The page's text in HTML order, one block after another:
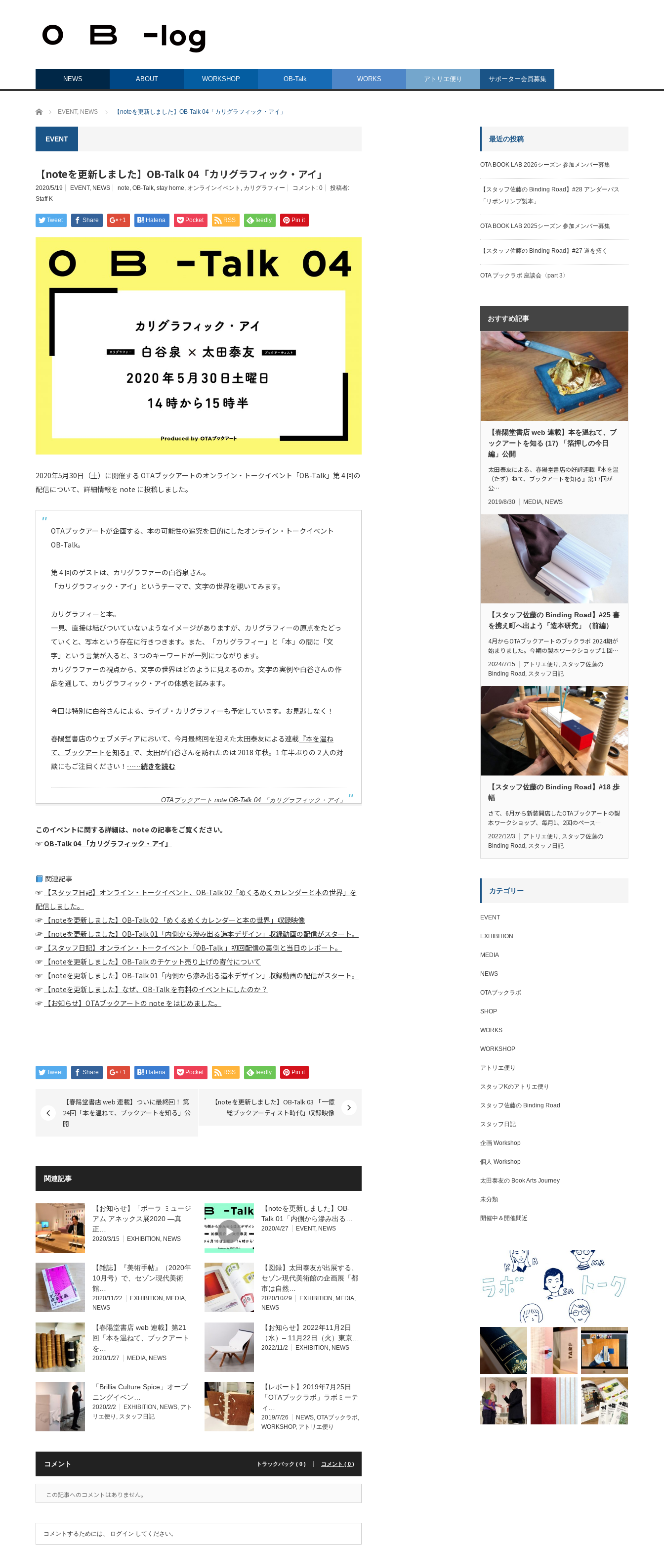
NEWS ABOUT WORKSHOP OB-Talk WORKS アトリエ便り サポーター会員募集
ホーム EVENT, NEWS 【noteを更新しました】OB-Talk 04「カリグラフィック・アイ」
EVENT
【noteを更新しました】OB-Talk 04「カリグラフィック・アイ」
2020/5/19 EVENT, NEWS note, OB-Talk, stay home, オンラインイベント , カリグラフィー コメント: 0
投稿者:
Staff K
Tweet Share +1 Hatena Pocket RSS feedly Pin it
2020年5月30日（土）に開催する OTAブックアートのオンライン・トークイベント「OB-Talk」第 4 回の
配信について、詳細情報を note に投稿しました。
OTAブックアートが企画する、本の可能性の追究を目的にしたオンライン・トークイベント
OB-Talk。
第 4 回のゲストは、カリグラファーの白谷泉さん。
「カリグラフィック・アイ」というテーマで、文字の世界を覗いてみます。
カリグラフィーと本。
一見、直接は結びついていないようなイメージがありますが、カリグラフィーの原点をたどっ
ていくと、写本という存在に行きつきます。また、「カリグラフィー」と「本」の間に「文
字」という言葉が入ると、3 つのキーワードが一列につながります。
カリグラファーの視点から、文字の世界はどのように見えるのか。文字の実例や白谷さんの作
品を通して、カリグラフィック・アイの体感を試みます。
今回は特別に白谷さんによる、ライブ・カリグラフィーも予定しています。お見逃しなく！
春陽堂書店のウェブメディアにおいて、今月最終回を迎えた太田泰友による連載 『本を温ね
て、ブックアートを知る』 で、太田が白谷さんを訪れたのは 2018 年秋。1 年半ぶりの 2 人の対
談にもご注目ください！ ……続きを読む
OTAブックアート note OB-Talk 04 「カリグラフィック・アイ」
このイベントに関する詳細は、note の記事をご覧ください。
☞ OB-Talk 04 「カリグラフィック・アイ」
関連記事
☞ 【スタッフ日記】オンライン・トークイベント、OB-Talk 02「めくるめくカレンダーと本の世界」を
配信しました。
☞ 【noteを更新しました】OB-Talk 02 「めくるめくカレンダーと本の世界」収録映像
☞ 【noteを更新しました】OB-Talk 01「内側から滲み出る造本デザイン」収録動画の配信がスタート。
☞ 【スタッフ日記】オンライン・トークイベント「OB-Talk 」初回配信の裏側と当日のレポート。
☞ 【noteを更新しました】OB-Talk のチケット売り上げの寄付について
☞ 【noteを更新しました】OB-Talk 01「内側から滲み出る造本デザイン」収録動画の配信がスタート。
☞ 【noteを更新しました】なぜ、OB-Talk を有料のイベントにしたのか？
☞ 【お知らせ】OTAブックアートの note をはじめました。
Tweet Share +1 Hatena Pocket RSS feedly Pin it
【春陽堂書店 web 連載】ついに最終回！ 第
24回「本を温ねて、ブックアートを知る」公
開
【noteを更新しました】OB-Talk 03 「一億
総ブックアーティスト時代」収録映像
関連記事
【お知らせ】「ポーラ ミュージ
アム アネックス展2020 —真
正…
2020/3/15 EXHIBITION , NEWS
【noteを更新しました】OB-
Talk 01「内側から滲み出る…
2020/4/27 EVENT, NEWS
【雑誌】『美術手帖』（2020年
10月号）で、セゾン現代美術
館…
2020/11/22 EXHIBITION , MEDIA,
NEWS
【図録】太田泰友が出展する、
セゾン現代美術館の企画展「都
市は自然…
2020/10/29 EXHIBITION , MEDIA,
NEWS
【春陽堂書店 web 連載】第21
回「本を温ねて、ブックアート
を…
2020/1/27 MEDIA, NEWS
【お知らせ】2022年11月2日
（水）– 11月22日（火）東京…
2022/11/2 EXHIBITION , NEWS
「Brillia Culture Spice」オープ
ニングイベン…
2020/2/2 EXHIBITION , NEWS, アト
リエ便り , スタッフ日記
【レポート】2019年7月25日
「OTAブックラボ」ラボミーテ
ィ…
2019/7/26 NEWS, OTAブックラボ,
WORKSHOP, アトリエ便り
コメント トラックバック ( 0 ) コメント ( 0 )
この記事へのコメントはありません。
コメントするためには、 ログイン してください。
最近の投稿
OTA BOOK LAB 2026シーズン 参加メンバー募集
【スタッフ佐藤の Binding Road】#28 アンダーパス
「リボンリンプ製本」
OTA BOOK LAB 2025シーズン 参加メンバー募集
【スタッフ佐藤の Binding Road】#27 道を拓く
OTA ブックラボ 座談会〈part 3〉
おすすめ記事
【春陽堂書店 web 連載】本を温ねて、ブ
ックアートを知る (17) 「箔押しの今日
編」公開
太田泰友による、春陽堂書店の好評連載『本を温
（たず）ねて、ブックアートを知る』第17回が
公…
2019/8/30 MEDIA NEWS
【スタッフ佐藤の Binding Road】#25 書
を携え町へ出よう「造本研究」（前編）
4月からOTAブックアートのブックラボ 2024期が
始まりました。今期の製本ワークショップ１回…
2024/7/15 アトリエ便り , スタッフ佐藤の
Binding Road , スタッフ日記
【スタッフ佐藤の Binding Road】#18 歩
幅
さて、6月から新装開店したOTAブックアートの製
本ワークショップ、毎月1、2回のペース…
2022/12/3 アトリエ便り
スタッフ佐藤の
Binding Road
スタッフ日記
カテゴリー
EVENT
EXHIBITION
MEDIA
NEWS
OTAブックラボ
SHOP
WORKS
WORKSHOP
アトリエ便り
スタッフKのアトリエ便り
スタッフ佐藤の Binding Road
スタッフ日記
企画 Workshop
個人 Workshop
太田泰友の Book Arts Journey
未分類
開催中＆開催間近